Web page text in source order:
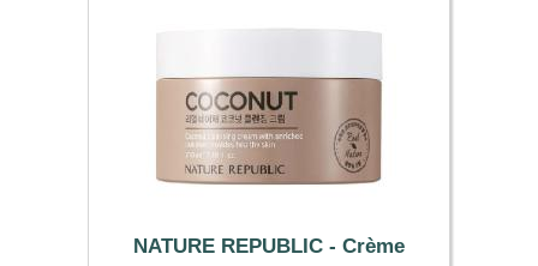
NATURE REPUBLIC - Crème